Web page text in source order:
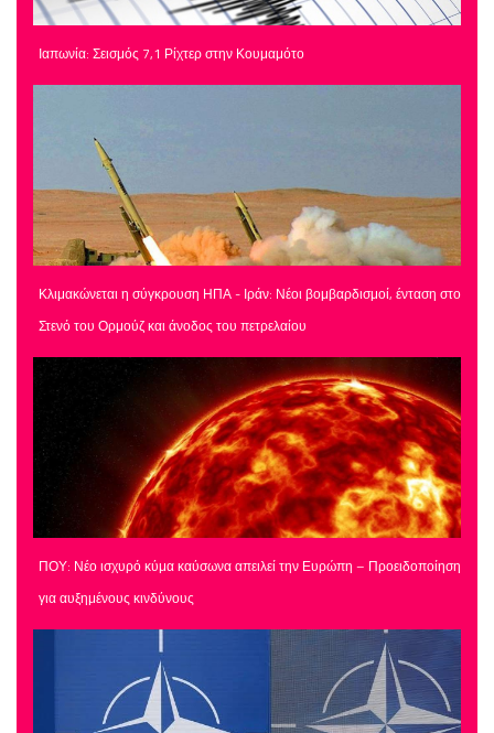
Ιαπωνία: Σεισμός 7,1 Ρίχτερ στην Κουμαμότο
Κλιμακώνεται η σύγκρουση ΗΠΑ - Ιράν: Νέοι βομβαρδισμοί, ένταση στο
Στενό του Ορμούζ και άνοδος του πετρελαίου
ΠΟΥ: Νέο ισχυρό κύμα καύσωνα απειλεί την Ευρώπη – Προειδοποίηση
για αυξημένους κινδύνους